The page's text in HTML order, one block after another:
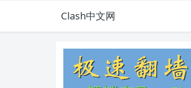
Clash中文网